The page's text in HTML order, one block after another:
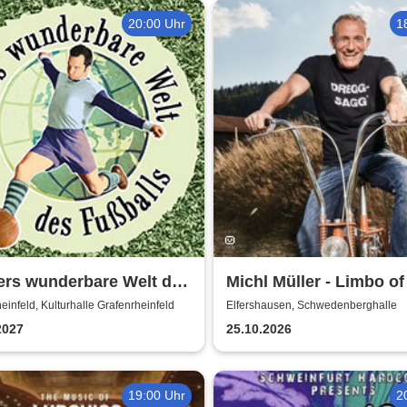
20:00 Uhr
wunderbare Welt des
- Immer Glück ist
Kulturhalle Grafenrheinfeld
Michl Müller - Limbo
Elfershausen, Schwedenberghalle
25.10.2026
19:00 Uhr